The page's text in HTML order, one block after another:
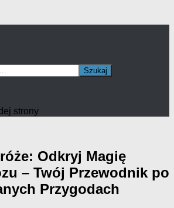
strony
Odkryj Magię
– Twój Przewodnik po
Przygodach